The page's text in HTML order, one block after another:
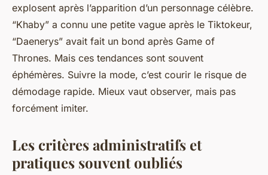
explosent après l’apparition d’un personnage célèbre.
“Khaby” a connu une petite vague après le Tiktokeur,
“Daenerys” avait fait un bond après Game of
Thrones. Mais ces tendances sont souvent
éphémères. Suivre la mode, c’est courir le risque de
démodage rapide. Mieux vaut observer, mais pas
forcément imiter.
Les critères administratifs et
pratiques souvent oubliés